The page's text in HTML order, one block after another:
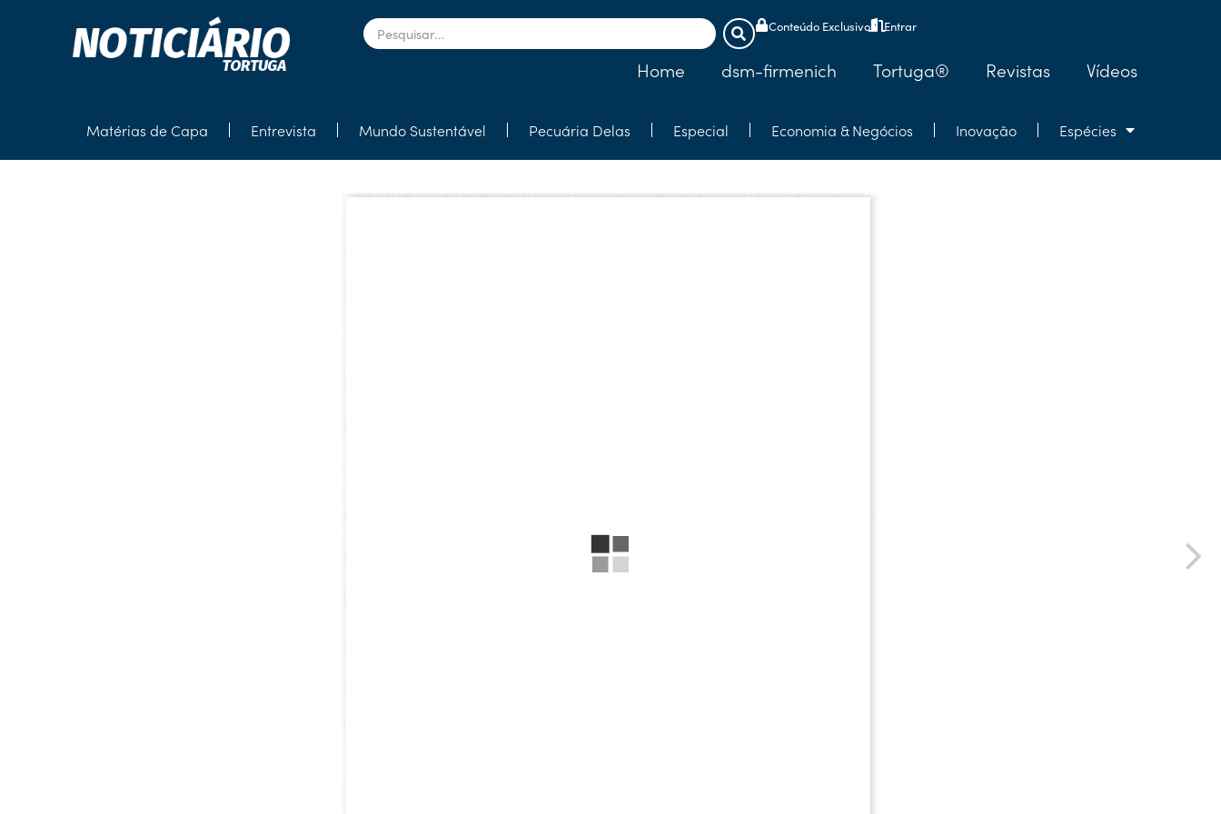
Conteúdo Exclusivo Entrar
Home dsm-firmenich Tortuga® Revistas Vídeos
Matérias de Capa Entrevista Mundo Sustentável Pecuária Delas Especial Economia & Negócios Inovação Espécies